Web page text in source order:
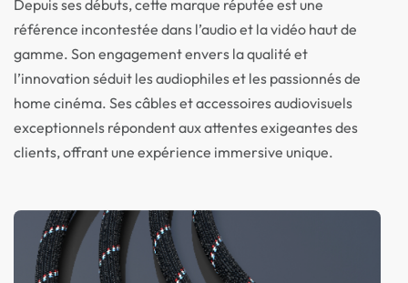
Depuis ses débuts, cette marque réputée est une
référence incontestée dans l’audio et la vidéo haut de
gamme. Son engagement envers la qualité et
l’innovation séduit les audiophiles et les passionnés de
home cinéma. Ses câbles et accessoires audiovisuels
exceptionnels répondent aux attentes exigeantes des
clients, offrant une expérience immersive unique.